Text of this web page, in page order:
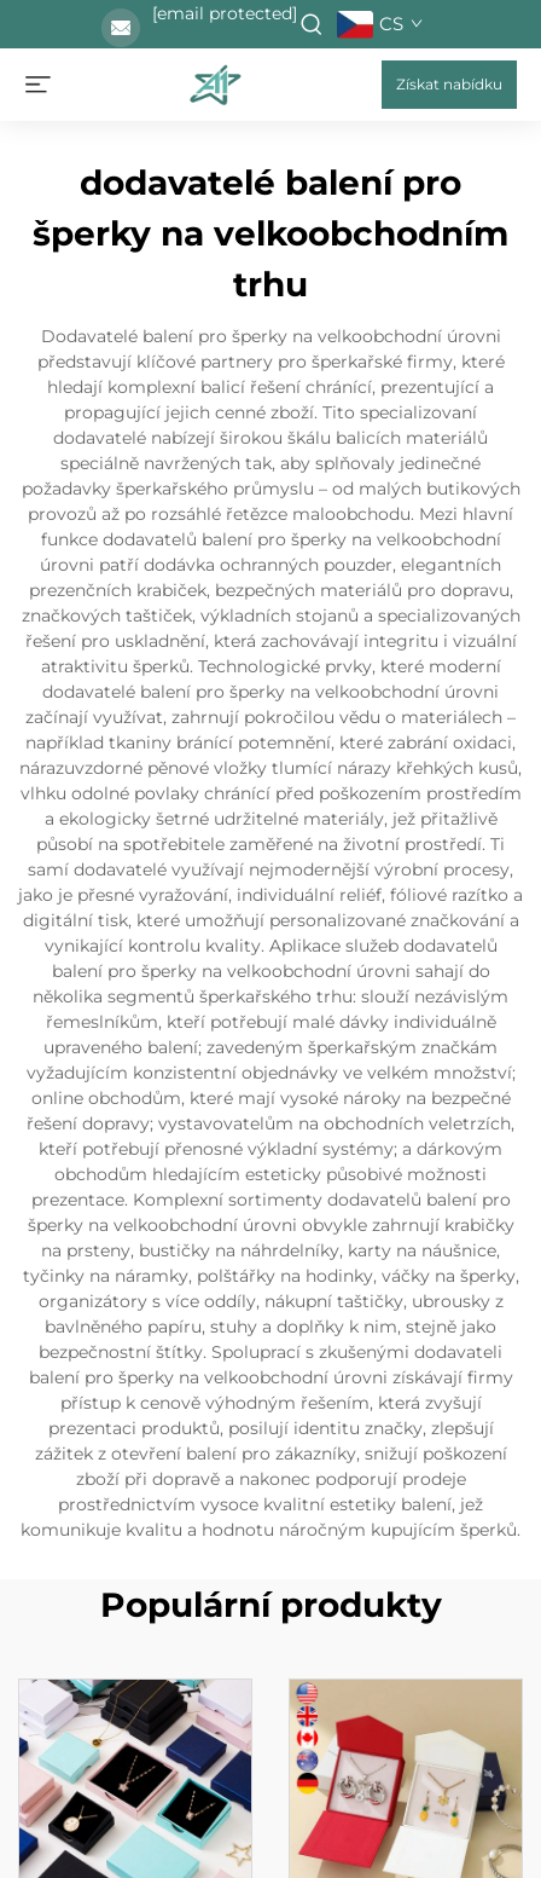
[email protected] CS
Získat nabídku
dodavatelé balení pro
šperky na velkoobchodním
trhu
Dodavatelé balení pro šperky na velkoobchodní úrovni
představují klíčové partnery pro šperkařské firmy, které
hledají komplexní balicí řešení chránící, prezentující a
propagující jejich cenné zboží. Tito specializovaní
dodavatelé nabízejí širokou škálu balicích materiálů
speciálně navržených tak, aby splňovaly jedinečné
požadavky šperkařského průmyslu – od malých butikových
provozů až po rozsáhlé řetězce maloobchodu. Mezi hlavní
funkce dodavatelů balení pro šperky na velkoobchodní
úrovni patří dodávka ochranných pouzder, elegantních
prezenčních krabiček, bezpečných materiálů pro dopravu,
značkových taštiček, výkladních stojanů a specializovaných
řešení pro uskladnění, která zachovávají integritu i vizuální
atraktivitu šperků. Technologické prvky, které moderní
dodavatelé balení pro šperky na velkoobchodní úrovni
začínají využívat, zahrnují pokročilou vědu o materiálech –
například tkaniny bránící potemnění, které zabrání oxidaci,
nárazuvzdorné pěnové vložky tlumící nárazy křehkých kusů,
vlhku odolné povlaky chránící před poškozením prostředím
a ekologicky šetrné udržitelné materiály, jež přitažlivě
působí na spotřebitele zaměřené na životní prostředí. Ti
samí dodavatelé využívají nejmodernější výrobní procesy,
jako je přesné vyražování, individuální reliéf, fóliové razítko a
digitální tisk, které umožňují personalizované značkování a
vynikající kontrolu kvality. Aplikace služeb dodavatelů
balení pro šperky na velkoobchodní úrovni sahají do
několika segmentů šperkařského trhu: slouží nezávislým
řemeslníkům, kteří potřebují malé dávky individuálně
upraveného balení; zavedeným šperkařským značkám
vyžadujícím konzistentní objednávky ve velkém množství;
online obchodům, které mají vysoké nároky na bezpečné
řešení dopravy; vystavovatelům na obchodních veletrzích,
kteří potřebují přenosné výkladní systémy; a dárkovým
obchodům hledajícím esteticky působivé možnosti
prezentace. Komplexní sortimenty dodavatelů balení pro
šperky na velkoobchodní úrovni obvykle zahrnují krabičky
na prsteny, bustičky na náhrdelníky, karty na náušnice,
tyčinky na náramky, polštářky na hodinky, váčky na šperky,
organizátory s více oddíly, nákupní taštičky, ubrousky z
bavlněného papíru, stuhy a doplňky k nim, stejně jako
bezpečnostní štítky. Spoluprací s zkušenými dodavateli
balení pro šperky na velkoobchodní úrovni získávají firmy
přístup k cenově výhodným řešením, která zvyšují
prezentaci produktů, posilují identitu značky, zlepšují
zážitek z otevření balení pro zákazníky, snižují poškození
zboží při dopravě a nakonec podporují prodeje
prostřednictvím vysoce kvalitní estetiky balení, jež
komunikuje kvalitu a hodnotu náročným kupujícím šperků.
Populární produkty